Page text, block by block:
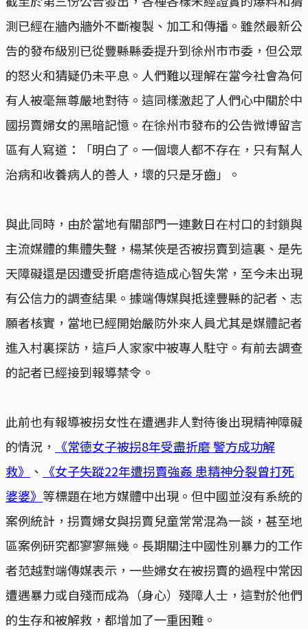
測已經在牆內牆外不斷複製、加工和傳播。雖然最新公
告的發布級別已從豐縣縣委提升到徐州市市委，但公眾
的怒火和猜疑仍未平息。人們難以理解在當今社會為何
有人被毫無尊嚴地對待。這同樣激起了人們心中關於中
國拐賣婦女的黑暗記憶。在徐州市發布的公告微博留言
區有人寫道：「明白了。一個壞人都不存在，只有幫人
治病和收養病人的善人，壞的只是牙齒」。
與此同時，由於當地有關部門一連數日在村口的封鎖與
主流媒體的集體失聲，楊某俠是否被拐賣到這裏、是先
天障礙還是因遭受折磨虐待造成心智失常，至今未出現
有公信力的調查結果。據端傳媒與抵達豐縣的記者、志
願者核實，當地已經開始嚴防外來人員尤其是媒體記者
進入村裏探訪，這戶人家家中被專人駐守。有前去調查
的記者已經接到報導禁令。
此前也有報導被拐女性在遭遇非人對待後出現精神障礙
的情況，
《常德女子被拐8年受盡折磨 警方成功解
救》 、 《女子失蹤22年遭拐賣強姦 患精神分裂曾打死
婆婆》 等標題在地方媒體中出現。但中國並沒有系統的
案例統計，拐賣婦女與拐賣兒童常常混為一談，甚至地
區案例研究都寥寥無幾。長期關注中國性別暴力的工作
者范越對端傳媒表示，一些婦女在被拐賣的過程中常因
遭遇暴力或自殘而成為（身心）殘障人士，這對於他們
的生存和被解救，都增加了一重困難。